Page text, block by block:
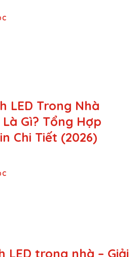
LED Trong Nhà
Gì? Tổng Hợp
Chi Tiết (2026)
LED trong nhà – Giải